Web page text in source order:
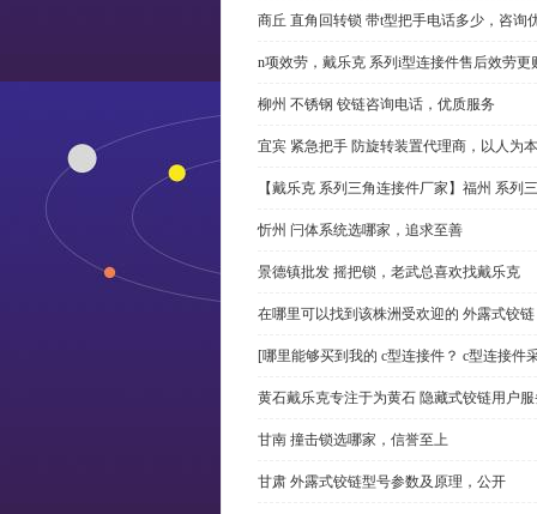
商丘 直角回转锁 带t型把手电话多少，咨询
n项效劳，戴乐克 系列i型连接件售后效劳更
柳州 不锈钢 铰链咨询电话，优质服务
宜宾 紧急把手 防旋转装置代理商，以人为本
【戴乐克 系列三角连接件厂家】福州 系列
忻州 闩体系统选哪家，追求至善
景德镇批发 摇把锁，老武总喜欢找戴乐克
在哪里可以找到该株洲受欢迎的 外露式铰
[哪里能够买到我的 c型连接件？ c型连接件
黄石戴乐克专注于为黄石 隐藏式铰链用户
甘南 撞击锁选哪家，信誉至上
甘肃 外露式铰链型号参数及原理，公开